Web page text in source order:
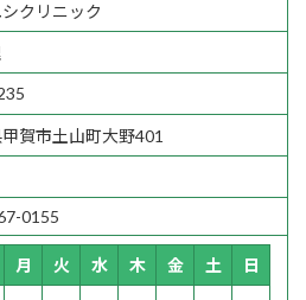
クリニック
賀市土山町大野401
0155
月 火 水 木 金 土 日